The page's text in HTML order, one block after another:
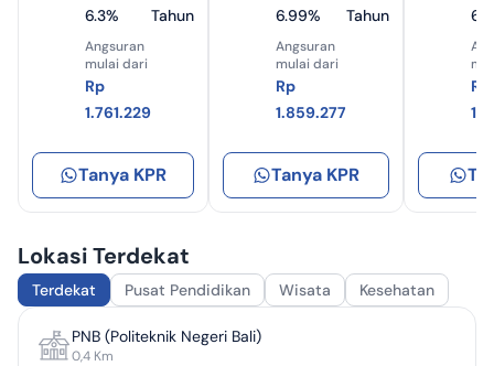
6.3%
Angsuran
mulai dari
Rp
1.761.229
Tahun
Tanya KPR
6.99%
Angsuran
mulai dari
Rp
1.859.277
Tahun
Tanya KPR
Rp
Lokasi Terdekat
Terdekat Pusat Pendidikan Wisata Kesehatan
PNB (Politeknik Negeri Bali)
0,4 Km